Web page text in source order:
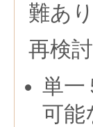
難あ
再検
単一
可能